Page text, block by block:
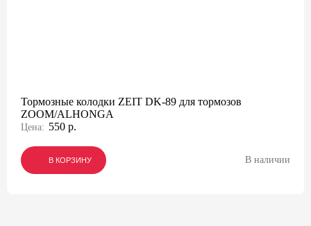
Тормозные колодки ZEIT DK-89 для тормозов
ZOOM/ALHONGA
Цена: 550 р.
В КОРЗИНУ
В КОРЗИНУ
В КОРЗИНУ В наличии